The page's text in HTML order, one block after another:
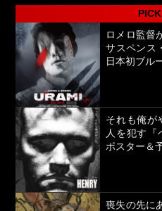
ロメロ監督
サスペンス
日本初ブル
それも俺
人を犯す『
ポスター＆
喪失の先に